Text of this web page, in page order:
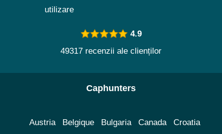
utilizare
4.9
49317 recenzii ale clienților
Caphunters
Austria Belgique Bulgaria Canada Croatia